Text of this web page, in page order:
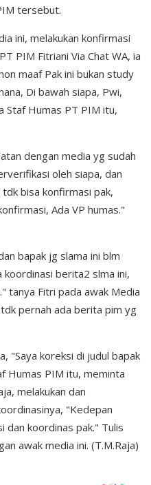
tersebut.
ini, melakukan konfirmasi
PIM Fitriani Via Chat WA, ia
maaf Pak ini bukan study
Di bawah siapa, Pwi,
Staf Humas PT PIM itu,
dengan media yg sudah
oleh siapa, dan
bisa konfirmasi pak,
Ada VP humas."
bapak jg slama ini blm
berita2 slma ini,
tanya Fitri pada awak Media
pernah ada berita pim yg
"Saya koreksi di judul bapak
Humas PIM itu, meminta
melakukan dan
"Kedepan
dan koordinas pak." Tulis
awak media ini. (T.M.Raja)